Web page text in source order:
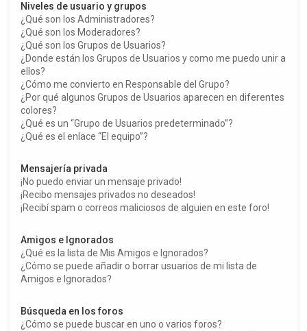
Niveles de usuario y grupos
¿Qué son los Administradores?
¿Qué son los Moderadores?
¿Qué son los Grupos de Usuarios?
¿Donde están los Grupos de Usuarios y como me puedo unir a
ellos?
¿Cómo me convierto en Responsable del Grupo?
¿Por qué algunos Grupos de Usuarios aparecen en diferentes
colores?
¿Qué es un “Grupo de Usuarios predeterminado”?
¿Qué es el enlace “El equipo”?
Mensajería privada
¡No puedo enviar un mensaje privado!
¡Recibo mensajes privados no deseados!
¡Recibí spam o correos maliciosos de alguien en este foro!
Amigos e Ignorados
¿Qué es la lista de Mis Amigos e Ignorados?
¿Cómo se puede añadir o borrar usuarios de mi lista de
Amigos e Ignorados?
Búsqueda en los foros
¿Cómo se puede buscar en uno o varios foros?